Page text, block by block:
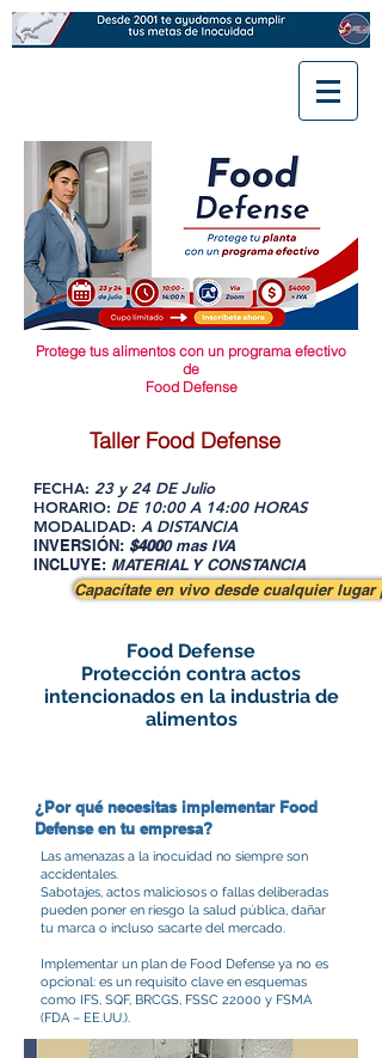
Protege tus alimentos con un programa efectivo
de
Food Defense
Taller Food Defense
FECHA: 23 y 24 DE Julio
HORARIO: DE 10:00 A 14:00 HORAS
MODALIDAD: A DISTANCIA
INVERSIÓN: $4000 mas IVA
INCLUYE: MATERIAL Y CONSTANCIA
Capacítate en vivo desde cualquier lugar
Food Defense
Protección contra actos
intencionados en la industria de
alimentos
¿Por qué necesitas implementar Food
Defense en tu empresa?
Las amenazas a la inocuidad no siempre son
accidentales.
Sabotajes, actos maliciosos o fallas deliberadas
pueden poner en riesgo la salud pública, dañar
tu marca o incluso sacarte del mercado.
Implementar un plan de Food Defense ya no es
opcional: es un requisito clave en esquemas
como IFS, SQF, BRCGS, FSSC 22000 y FSMA
(FDA – EE.UU.).